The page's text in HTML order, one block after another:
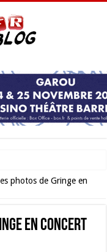
incontournable de
photos de Gringe en
en concert